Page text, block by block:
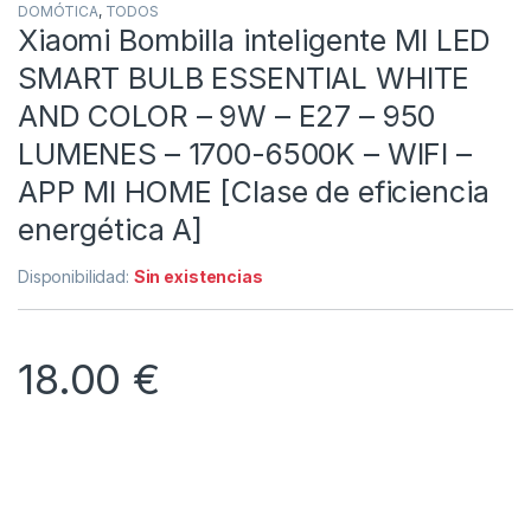
DOMÓTICA, TODOS
Xiaomi Bombilla inteligente MI LED
SMART BULB ESSENTIAL WHITE
AND COLOR – 9W – E27 – 950
LUMENES – 1700-6500K – WIFI –
APP MI HOME [Clase de eficiencia
energética A]
Disponibilidad: Sin existencias
18.00 €